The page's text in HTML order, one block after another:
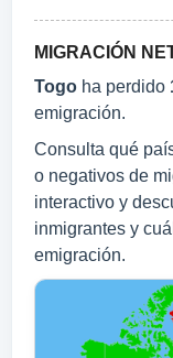
MIGRACIÓN
Togo ha perdido
emigración.
Consulta qué
o negativos de
interactivo y
inmigrantes y
emigración.